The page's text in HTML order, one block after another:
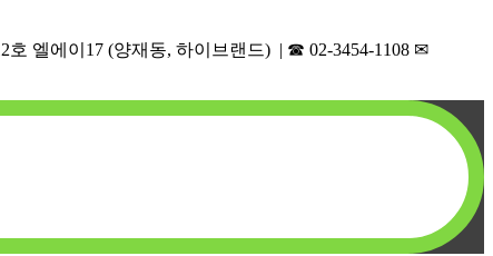
호 엘에이17 (양재동, 하이브랜드) | ☎︎ 02-3454-1108 ✉︎